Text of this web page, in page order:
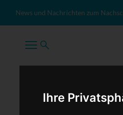
Ihre
News und Nachrichten zum